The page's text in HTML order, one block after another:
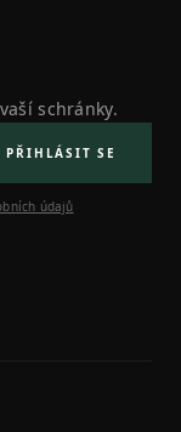
schránky.
PŘIHLÁSIT SE
údajů